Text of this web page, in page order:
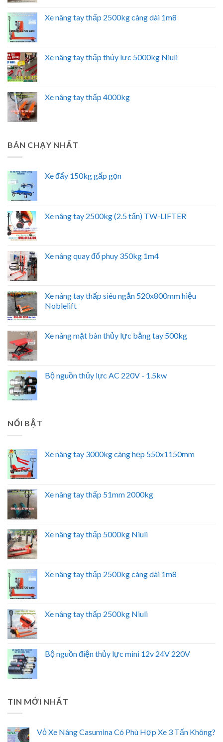
Xe nâng tay thấp 2500kg càng dài 1m8
Xe nâng tay thấp thủy lực 5000kg Niuli
Xe nâng tay thấp 4000kg
BÁN CHẠY NHẤT
Xe đẩy 150kg gấp gọn
Xe nâng tay 2500kg (2.5 tấn) TW-LIFTER
Xe nâng quay đổ phuy 350kg 1m4
Xe nâng tay thấp siêu ngắn 520x800mm hiệu
Noblelift
Xe nâng mặt bàn thủy lực bằng tay 500kg
Bộ nguồn thủy lực AC 220V - 1.5kw
NỔI BẬT
Xe nâng tay 3000kg càng hẹp 550x1150mm
Xe nâng tay thấp 51mm 2000kg
Xe nâng tay thấp 5000kg Niuli
Xe nâng tay thấp 2500kg càng dài 1m8
Xe nâng tay thấp 2500kg Niuli
Bộ nguồn điện thủy lực mini 12v 24V 220V
TIN MỚI NHẤT
Vỏ Xe Nâng Casumina Có Phù Hợp Xe 3 Tấn Không?